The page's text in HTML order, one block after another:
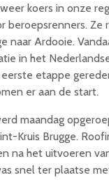
koers in onze
beroepsrenners. Ze
naar Ardooie.
in het
etappe
er aan de start.
maandag
Kruis Brugge.
na het uitvoeren
snel ter plaatse